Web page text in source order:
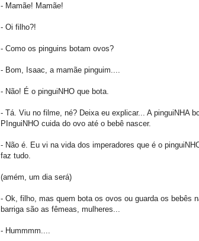
- Mamãe! Mamãe!
- Oi filho?!
- Como os pinguins botam ovos?
- Bom, Isaac, a mamãe pinguim....
- Não! É o pinguiNHO que bota.
- Tá. Viu no filme, né? Deixa eu explicar... A pinguiNHA
PInguiNHO cuida do ovo até o bebê nascer.
- Não é. Eu vi na vida dos imperadores que é o
faz tudo.
(amém, um dia será)
- Ok, filho, mas quem bota os ovos ou guarda os bebês
barriga são as fêmeas, mulheres...
- Hummmm....